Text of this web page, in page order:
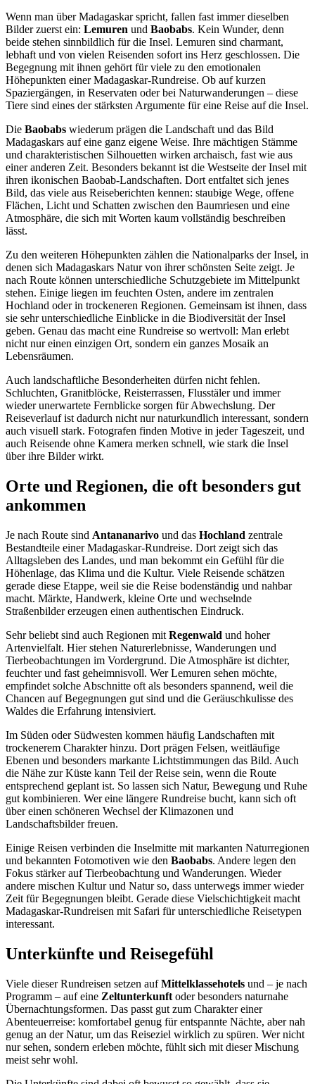
Wenn man über Madagaskar spricht, fallen fast immer dieselben
Bilder zuerst ein: Lemuren und Baobabs. Kein Wunder, denn
beide stehen sinnbildlich für die Insel. Lemuren sind charmant,
lebhaft und von vielen Reisenden sofort ins Herz geschlossen. Die
Begegnung mit ihnen gehört für viele zu den emotionalen
Höhepunkten einer Madagaskar-Rundreise. Ob auf kurzen
Spaziergängen, in Reservaten oder bei Naturwanderungen – diese
Tiere sind eines der stärksten Argumente für eine Reise auf die Insel.
Die Baobabs wiederum prägen die Landschaft und das Bild
Madagaskars auf eine ganz eigene Weise. Ihre mächtigen Stämme
und charakteristischen Silhouetten wirken archaisch, fast wie aus
einer anderen Zeit. Besonders bekannt ist die Westseite der Insel mit
ihren ikonischen Baobab-Landschaften. Dort entfaltet sich jenes
Bild, das viele aus Reiseberichten kennen: staubige Wege, offene
Flächen, Licht und Schatten zwischen den Baumriesen und eine
Atmosphäre, die sich mit Worten kaum vollständig beschreiben
lässt.
Zu den weiteren Höhepunkten zählen die Nationalparks der Insel, in
denen sich Madagaskars Natur von ihrer schönsten Seite zeigt. Je
nach Route können unterschiedliche Schutzgebiete im Mittelpunkt
stehen. Einige liegen im feuchten Osten, andere im zentralen
Hochland oder in trockeneren Regionen. Gemeinsam ist ihnen, dass
sie sehr unterschiedliche Einblicke in die Biodiversität der Insel
geben. Genau das macht eine Rundreise so wertvoll: Man erlebt
nicht nur einen einzigen Ort, sondern ein ganzes Mosaik an
Lebensräumen.
Auch landschaftliche Besonderheiten dürfen nicht fehlen.
Schluchten, Granitblöcke, Reisterrassen, Flusstäler und immer
wieder unerwartete Fernblicke sorgen für Abwechslung. Der
Reiseverlauf ist dadurch nicht nur naturkundlich interessant, sondern
auch visuell stark. Fotografen finden Motive in jeder Tageszeit, und
auch Reisende ohne Kamera merken schnell, wie stark die Insel
über ihre Bilder wirkt.
Orte und Regionen, die oft besonders gut
ankommen
Je nach Route sind Antananarivo und das Hochland zentrale
Bestandteile einer Madagaskar-Rundreise. Dort zeigt sich das
Alltagsleben des Landes, und man bekommt ein Gefühl für die
Höhenlage, das Klima und die Kultur. Viele Reisende schätzen
gerade diese Etappe, weil sie die Reise bodenständig und nahbar
macht. Märkte, Handwerk, kleine Orte und wechselnde
Straßenbilder erzeugen einen authentischen Eindruck.
Sehr beliebt sind auch Regionen mit Regenwald und hoher
Artenvielfalt. Hier stehen Naturerlebnisse, Wanderungen und
Tierbeobachtungen im Vordergrund. Die Atmosphäre ist dichter,
feuchter und fast geheimnisvoll. Wer Lemuren sehen möchte,
empfindet solche Abschnitte oft als besonders spannend, weil die
Chancen auf Begegnungen gut sind und die Geräuschkulisse des
Waldes die Erfahrung intensiviert.
Im Süden oder Südwesten kommen häufig Landschaften mit
trockenerem Charakter hinzu. Dort prägen Felsen, weitläufige
Ebenen und besonders markante Lichtstimmungen das Bild. Auch
die Nähe zur Küste kann Teil der Reise sein, wenn die Route
entsprechend geplant ist. So lassen sich Natur, Bewegung und Ruhe
gut kombinieren. Wer eine längere Rundreise bucht, kann sich oft
über einen schöneren Wechsel der Klimazonen und
Landschaftsbilder freuen.
Einige Reisen verbinden die Inselmitte mit markanten Naturregionen
und bekannten Fotomotiven wie den Baobabs. Andere legen den
Fokus stärker auf Tierbeobachtung und Wanderungen. Wieder
andere mischen Kultur und Natur so, dass unterwegs immer wieder
Zeit für Begegnungen bleibt. Gerade diese Vielschichtigkeit macht
Madagaskar-Rundreisen mit Safari für unterschiedliche Reisetypen
interessant.
Unterkünfte und Reisegefühl
Viele dieser Rundreisen setzen aufMittelklassehotels und – je nach
Programm – auf eine Zeltunterkunft oder besonders naturnahe
Übernachtungsformen. Das passt gut zum Charakter einer
Abenteuerreise: komfortabel genug für entspannte Nächte, aber nah
genug an der Natur, um das Reiseziel wirklich zu spüren. Wer nicht
nur sehen, sondern erleben möchte, fühlt sich mit dieser Mischung
meist sehr wohl.